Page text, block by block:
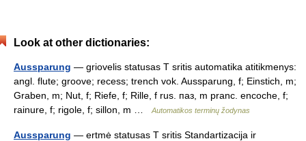
Look at other dictionaries:
Aussparung — griovelis statusas T sritis automatika atitikmenys:
angl. flute; groove; recess; trench vok. Aussparung, f; Einstich, m;
Graben, m; Nut, f; Riefe, f; Rille, f rus. паз, m pranc. encoche, f;
rainure, f; rigole, f; sillon, m …
Automatikos terminų žodynas
Aussparung — ertmė statusas T sritis Standartizacija ir